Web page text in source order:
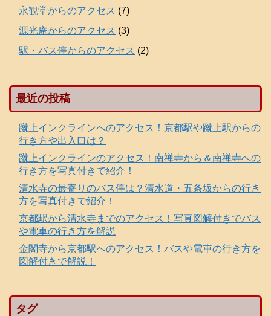
永観堂からのアクセス (7)
源光庵からのアクセス (3)
駅・バス停からのアクセス (2)
最近の投稿
蹴上インクラインへのアクセス！京都駅や蹴上駅からの
行き方や出入口は？
蹴上インクラインのアクセス！南禅寺から＆南禅寺への
行き方を写真付きで紹介！
清水寺の最寄りのバス停は？清水道・五条坂からの行き
方を写真付きで紹介！
京都駅から清水寺までのアクセス！写真図解付きでバス
や電車の行き方を解説
金閣寺から京都駅へのアクセス！バスや電車の行き方を
図解付きで解説！
タグ